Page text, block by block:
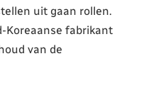
uit gaan rollen.
Koreaanse fabrikant
van de